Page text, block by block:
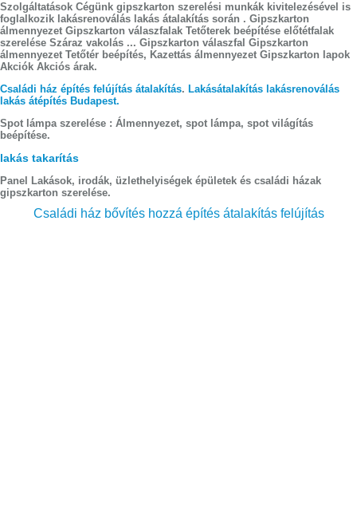
Szolgáltatások Cégünk gipszkarton szerelési munkák kivitelezésével is
foglalkozik lakásrenoválás lakás átalakítás során . Gipszkarton
álmennyezet Gipszkarton válaszfalak Tetőterek beépítése előtétfalak
szerelése Száraz vakolás ... Gipszkarton válaszfal Gipszkarton
álmennyezet Tetőtér beépítés, Kazettás álmennyezet Gipszkarton lapok
Akciók Akciós árak.
Családi ház építés felújítás átalakítás. Lakásátalakítás lakásrenoválás
lakás átépítés Budapest.
Spot lámpa szerelése : Álmennyezet, spot lámpa, spot világítás
beépítése.
lakás takarítás
Panel Lakások, irodák, üzlethelyiségek épületek és családi házak
gipszkarton szerelése.
Családi ház bővítés hozzá építés átalakítás felújítás